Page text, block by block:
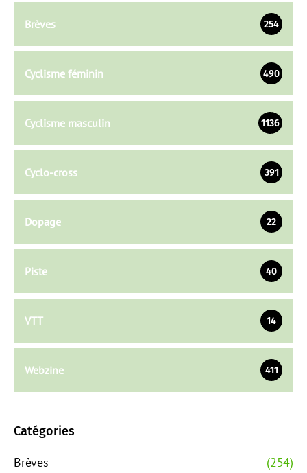
Brèves 254
Cyclisme féminin 490
Cyclisme masculin 1136
Cyclo-cross 391
Dopage 22
Piste 40
VTT 14
Webzine 411
Catégories
Brèves
(254)